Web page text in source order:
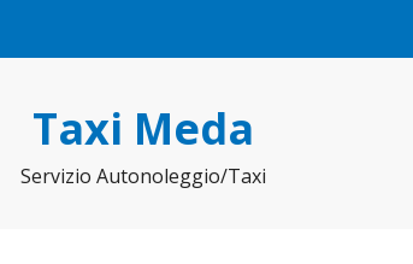
Taxi Meda
Servizio Autonoleggio/Taxi